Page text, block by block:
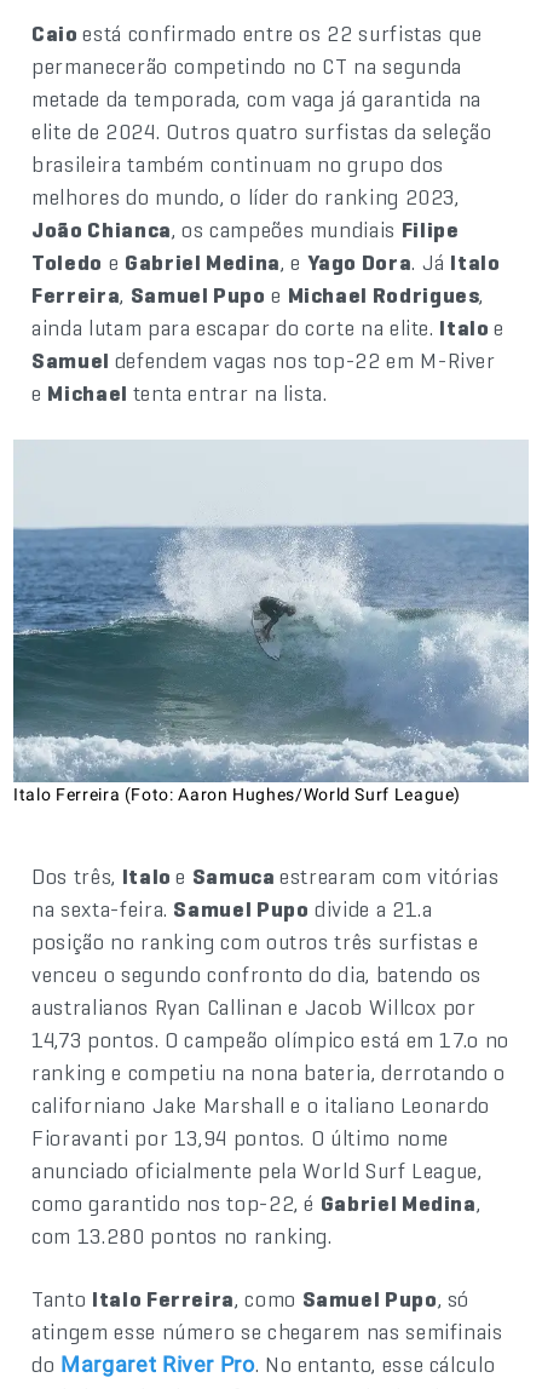
Caioestá confirmado entre os 22 surfistas que
permanecerão competindo no CT na segunda
metade da temporada, com vaga já garantida na
elite de 2024. Outros quatro surfistas da seleção
brasileira também continuam no grupo dos
melhores do mundo, o líder do ranking 2023,
João Chianca, os campeões mundiais Filipe
Toledo e Gabriel Medina, e Yago Dora. Já Italo
Ferreira, Samuel Pupo e Michael Rodrigues,
ainda lutam para escapar do corte na elite. Italoe
Samuel defendem vagas nos top-22 em M-River
e Michael tenta entrar na lista.
Italo Ferreira (Foto: Aaron Hughes/World Surf League)
Dos três, Italoe Samucaestrearam com vitórias
na sexta-feira. Samuel Pupo divide a 21.a
posição no ranking com outros três surfistas e
venceu o segundo confronto do dia, batendo os
australianos Ryan Callinan e Jacob Willcox por
14,73 pontos. O campeão olímpico está em 17.o no
ranking e competiu na nona bateria, derrotando o
californiano Jake Marshall e o italiano Leonardo
Fioravanti por 13,94 pontos. O último nome
anunciado oficialmente pela World Surf League,
como garantido nos top-22, é Gabriel Medina,
com 13.280 pontos no ranking.
Tanto Italo Ferreira, como Samuel Pupo, só
atingem esse número se chegarem nas semifinais
do Margaret River Pro. No entanto, esse cálculo